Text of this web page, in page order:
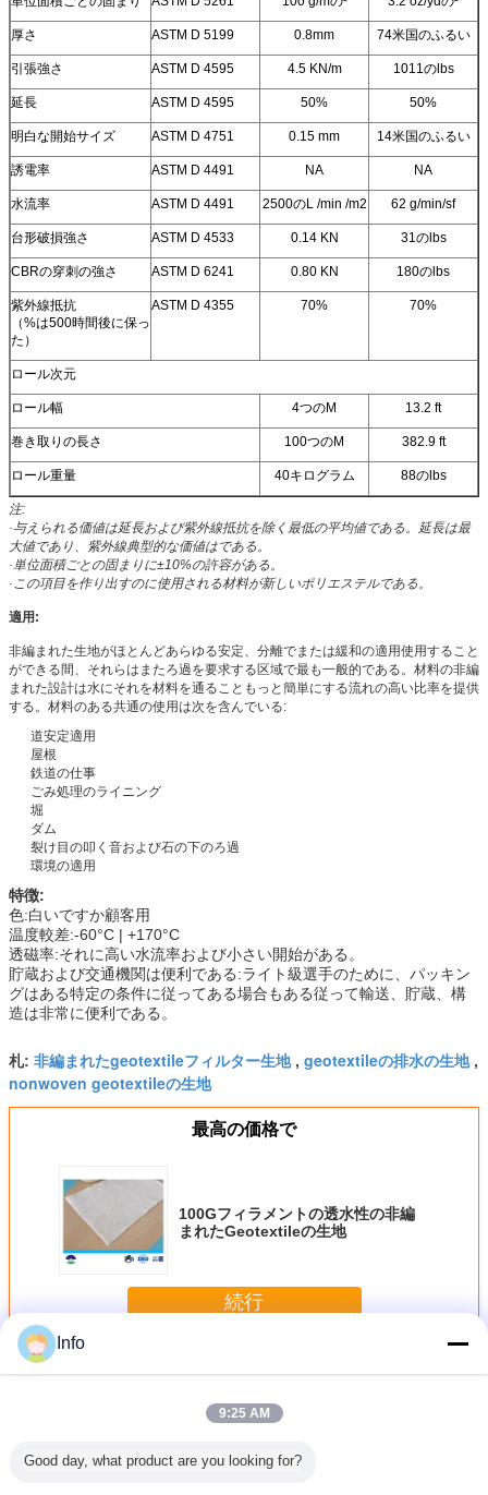
厚さ ASTM D 5199 0.8mm 74米国のふるい
引張強さ ASTM D 4595 4.5 KN/m 1011のlbs
延長 ASTM D 4595 50% 50%
明白な開始サイズ ASTM D 4751 0.15 mm 14米国のふるい
誘電率 ASTM D 4491 NA NA
水流率 ASTM D 4491 2500のL /min /m2 62 g/min/sf
台形破損強さ ASTM D 4533 0.14 KN 31のlbs
CBRの穿刺の強さ ASTM D 6241 0.80 KN 180のlbs
紫外線抵抗
（%は500時間後に保っ
た）
ASTM D 4355 70% 70%
ロール次元
ロール幅 4つのM 13.2 ft
巻き取りの長さ 100つのM 382.9 ft
ロール重量 40キログラム 88のlbs
注:
·与えられる価値は延長および紫外線抵抗を除く最低の平均値である。延長は最
大値であり、紫外線典型的な価値はである。
·単位面積ごとの固まりに±10%の許容がある。
·この項目を作り出すのに使用される材料が新しいポリエステルである。
適用:
非編まれた生地がほとんどあらゆる安定、分離でまたは緩和の適用使用すること
ができる間、それらはまたろ過を要求する区域で最も一般的である。材料の非編
まれた設計は水にそれを材料を通ることもっと簡単にする流れの高い比率を提供
する。材料のある共通の使用は次を含んでいる:
道安定適用
屋根
鉄道の仕事
ごみ処理のライニング
堀
ダム
裂け目の叩く音および石の下のろ過
環境の適用
特徴:
色:白いですか顧客用
温度較差:-60°C | +170°C
透磁率:それに高い水流率および小さい開始がある。
貯蔵および交通機関は便利である:ライト級選手のために、パッキン
グはある特定の条件に従ってある場合もある従って輸送、貯蔵、構
造は非常に便利である。
札: 非編まれたgeotextileフィルター生地, geotextileの排水の生地,
nonwoven geotextileの生地
最高の価格で
100Gフィラメントの透水性の非編
まれたGeotextileの生地
続行
多く非編まれたGeotextileの生地
Info
9:25 AM
Good day, what product are you looking for?